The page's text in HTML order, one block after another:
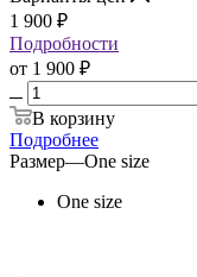
1 900 ₽
Подробности
от 1 900 ₽
В корзину
Подробнее
Размер—One size
One size